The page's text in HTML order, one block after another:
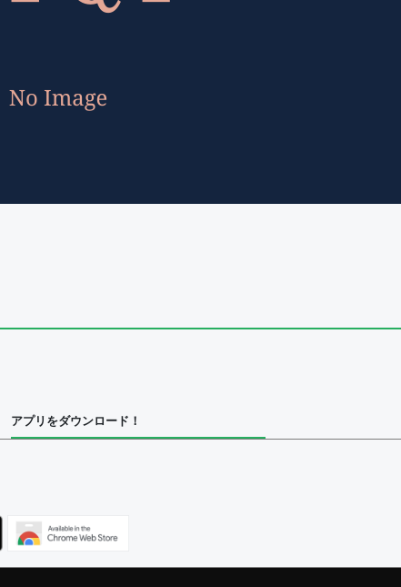
アプリをダウンロード！